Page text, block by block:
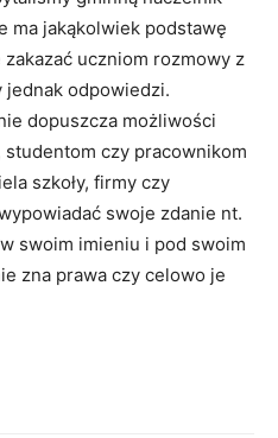
ma jakąkolwiek podstawę
uczniom rozmowy z
jednak odpowiedzi.
dopuszcza możliwości
studentom czy pracownikom
szkoły, firmy czy
swoje zdanie nt.
swoim imieniu i pod swoim
zna prawa czy celowo je